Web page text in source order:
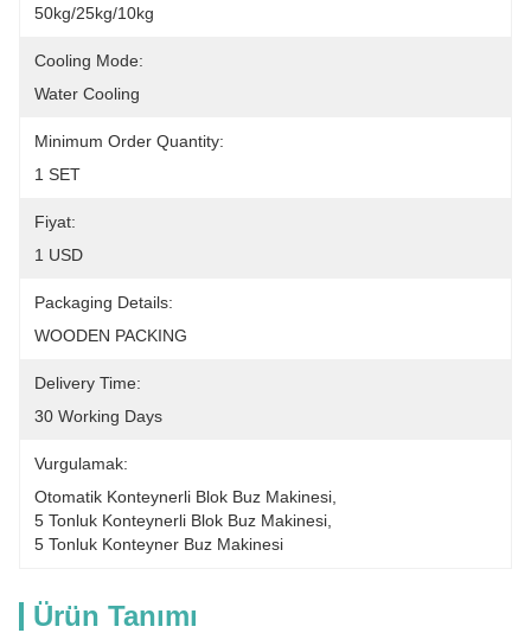
50kg/25kg/10kg
Cooling Mode:
Water Cooling
Minimum Order Quantity:
1 SET
Fiyat:
1 USD
Packaging Details:
WOODEN PACKING
Delivery Time:
30 Working Days
Vurgulamak:
Otomatik Konteynerli Blok Buz Makinesi
5 Tonluk Konteynerli Blok Buz Makinesi
5 Tonluk Konteyner Buz Makinesi
Ürün Tanımı